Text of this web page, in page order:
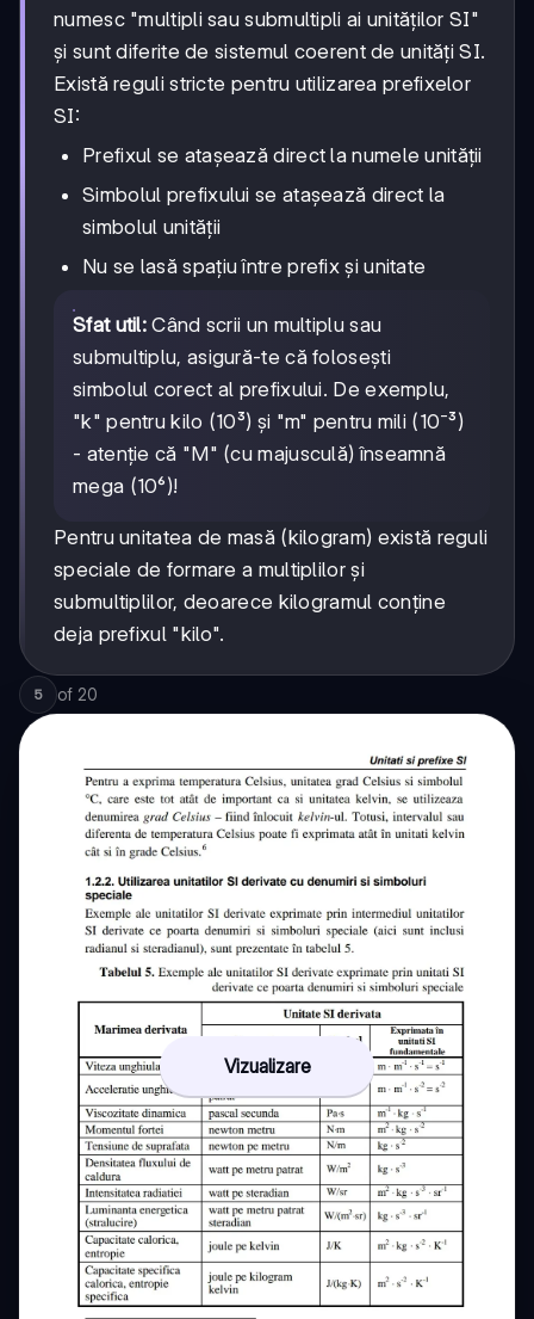
numesc "multipli sau submultipli ai unităților SI"
și sunt diferite de sistemul coerent de unități SI.
Există reguli stricte pentru utilizarea prefixelor
SI:
Prefixul se atașează direct la numele unității
Simbolul prefixului se atașează direct la
simbolul unității
Nu se lasă spațiu între prefix și unitate
Sfat util: Când scrii un multiplu sau
submultiplu, asigură-te că folosești
simbolul corect al prefixului. De exemplu,
"k" pentru kilo (10³) și "m" pentru mili (10⁻³)
- atenție că "M" (cu majusculă) înseamnă
mega (10⁶)!
Pentru unitatea de masă (kilogram) există reguli
speciale de formare a multiplilor și
submultiplilor, deoarece kilogramul conține
deja prefixul "kilo".
5 of 20
Vizualizare